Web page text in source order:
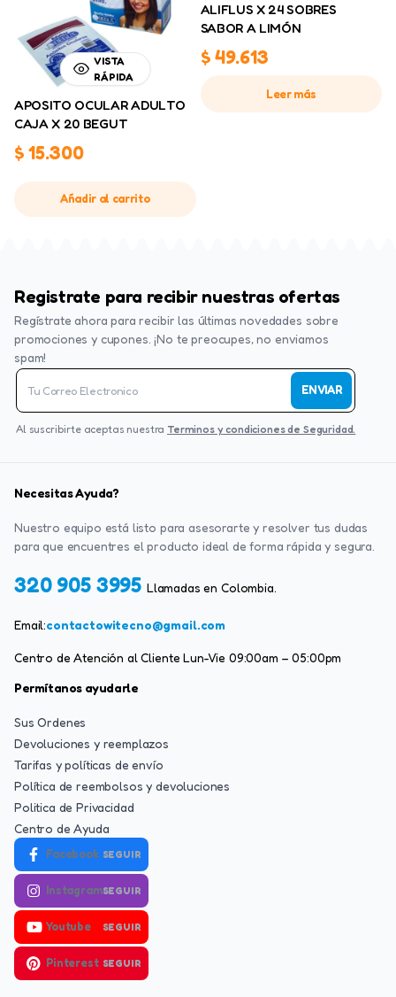
VISTA
RÁPIDA
APOSITO OCULAR ADULTO
CAJA X 20 BEGUT
$15.300
Añadir al carrito
ALIFLUS X 24 SOBRES
SABOR A LIMÓN
$49.613
Leer más
Registrate para recibir nuestras ofertas
Regístrate ahora para recibir las últimas novedades sobre
promociones y cupones. ¡No te preocupes, no enviamos
spam!
ENVIAR
Al suscribirte aceptas nuestra Terminos y condiciones de Seguridad.
Necesitas Ayuda?
Nuestro equipo está listo para asesorarte y resolver tus dudas
para que encuentres el producto ideal de forma rápida y segura.
320 905 3995 Llamadas en Colombia.
Email:contactowitecno@gmail.com
Centro de Atención al Cliente Lun-Vie 09:00am – 05:00pm
Permítanos ayudarle
Sus Ordenes
Devoluciones y reemplazos
Tarifas y políticas de envío
Política de reembolsos y devoluciones
Politica de Privacidad
Centro de Ayuda
Facebook SEGUIR
InstagramSEGUIR
Youtube SEGUIR
Pinterest SEGUIR